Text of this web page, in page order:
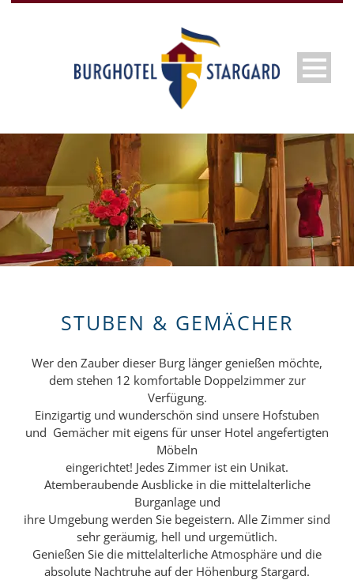
STUBEN & GEMÄCHER
Wer den Zauber dieser Burg länger genießen möchte,
dem stehen 12 komfortable Doppelzimmer zur
Verfügung.
Einzigartig und wunderschön sind unsere Hofstuben
und Gemächer mit eigens für unser Hotel angefertigten
Möbeln
eingerichtet! Jedes Zimmer ist ein Unikat.
Atemberaubende Ausblicke in die mittelalterliche
Burganlage und
ihre Umgebung werden Sie begeistern. Alle Zimmer sind
sehr geräumig, hell und urgemütlich.
Genießen Sie die mittelalterliche Atmosphäre und die
absolute Nachtruhe auf der Höhenburg Stargard.